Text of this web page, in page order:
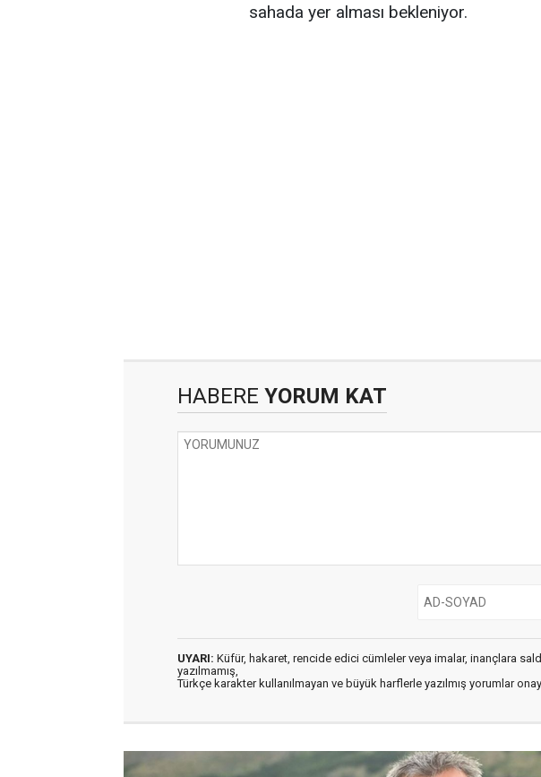
sahada yer alması bekleniyor.
HABERE YORUM KAT
UYARI: Küfür, hakaret, rencide edici cümleler veya imalar, inançlara
yazılmamış,
Türkçe karakter kullanılmayan ve büyük harflerle yazılmış yorumlar